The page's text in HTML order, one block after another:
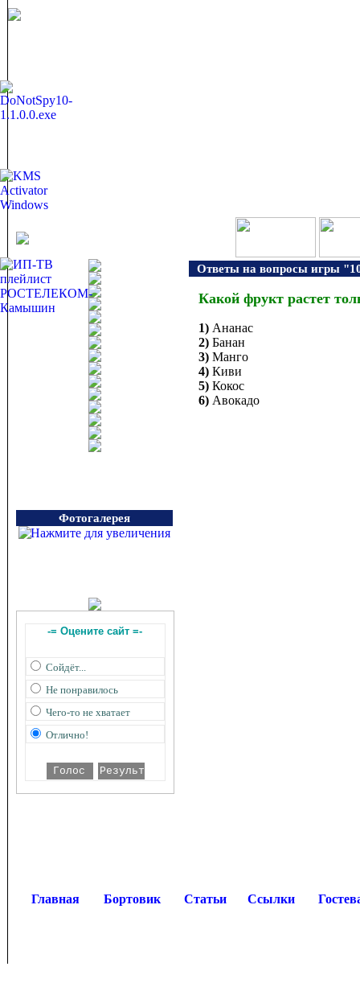
Фотогалерея
-= Оцените сайт =-
Сойдёт...
Не понравилось
Чего-то не хватает
Отлично!
Ответы на вопросы игры
Какой фрукт растет
1) Ананас
2) Банан
3) Манго
4) Киви
5) Кокос
6) Авокадо
Главная Бортовик Статьи Ссылки